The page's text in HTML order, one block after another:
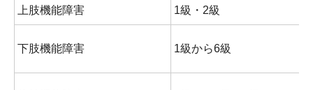
上肢機能障害 1級・2級
下肢機能障害 1級から6級